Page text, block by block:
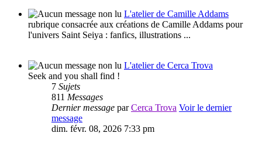
L'atelier de Camille Addams
rubrique consacrée aux créations de Camille Addams pour
l'univers Saint Seiya : fanfics, illustrations ...
L'atelier de Cerca Trova
Seek and you shall find !
7 Sujets
811 Messages
Dernier message parCerca Trova Voir le dernier
message
dim. févr. 08, 2026 7:33 pm